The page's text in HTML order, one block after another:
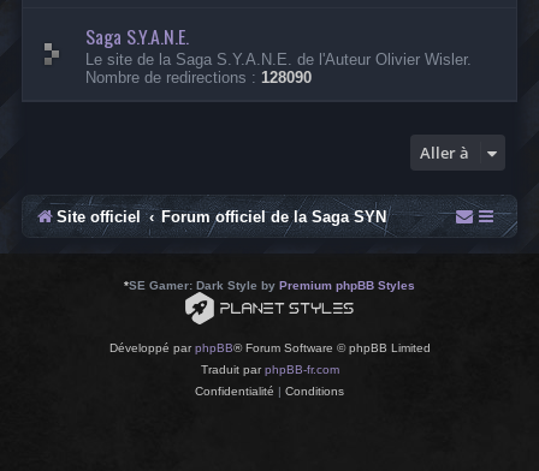
Saga S.Y.A.N.E.
Le site de la Saga S.Y.A.N.E. de l'Auteur Olivier Wisler.
Nombre de redirections : 128090
Aller à
Site officiel Forum officiel de la Saga SYN
*SE Gamer: Dark Style by Premium phpBB Styles
Développé parphpBB® Forum Software © phpBB Limited
Traduit parphpBB-fr.com
Confidentialité | Conditions